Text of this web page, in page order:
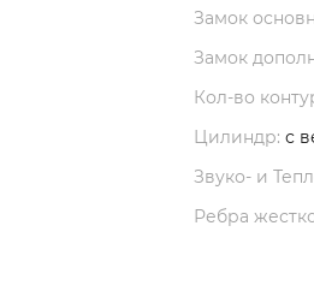
Замок
Замок
Кол-во
Цилиндр: с
Звуко- и
Ребра